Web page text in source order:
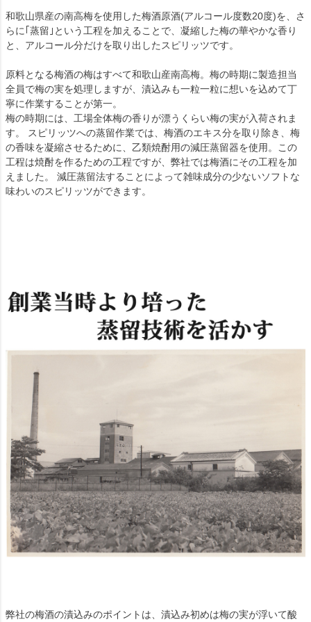
和歌山県産の南高梅を使用した梅酒原酒(アルコール度数20度)を、さ
らに｢蒸留｣という工程を加えることで、凝縮した梅の華やかな香り
と、アルコール分だけを取り出したスピリッツです。
原料となる梅酒の梅はすべて和歌山産南高梅。梅の時期に製造担当
全員で梅の実を処理しますが、漬込みも一粒一粒に想いを込めて丁
寧に作業することが第一。
梅の時期には、工場全体梅の香りが漂うくらい梅の実が入荷されま
す。 スピリッツへの蒸留作業では、梅酒のエキス分を取り除き、梅
の香味を凝縮させるために、乙類焼酎用の減圧蒸留器を使用。この
工程は焼酎を作るための工程ですが、弊社では梅酒にその工程を加
えました。 減圧蒸留法することによって雑味成分の少ないソフトな
味わいのスピリッツができます。
弊社の梅酒の漬込みのポイントは、漬込み初めは梅の実が浮いて酸